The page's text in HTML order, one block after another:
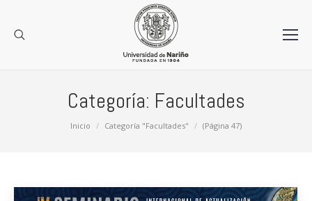
Categoría: Facultades
Inicio Categoría "Facultades" (Página 47)